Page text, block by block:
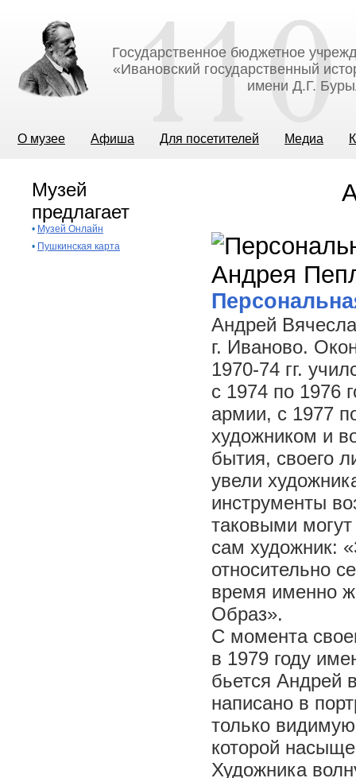
Государственное бюджетное
«Ивановский государственный
имени Д.Г.
О музее Афиша Для посетителей Медиа
Музей
предлагает
• Музей Онлайн
• Пушкинская карта
Андрей
г. Иваново.
1970-74 гг.
с 1974 по 1976
армии, с 1977
художником и
бытия, своего
увели
инструменты
таковыми могут
сам художник:
относительно
время именно
Образ».
С момента
в 1979 году
бьется Андрей
написано в
только
которой
Художника